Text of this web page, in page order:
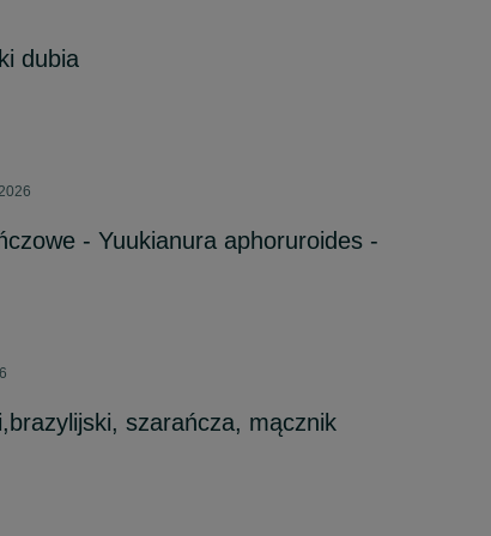
dubia
- Yuukianura aphoruroides -
szarańcza, mącznik